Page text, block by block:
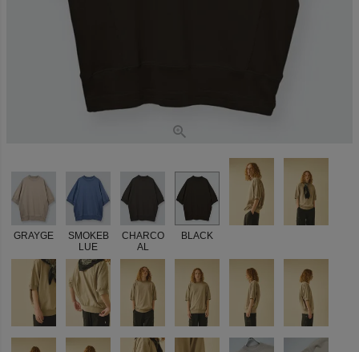
GRAYGE
SMOKEB
LUE
CHARCO
AL
BLACK